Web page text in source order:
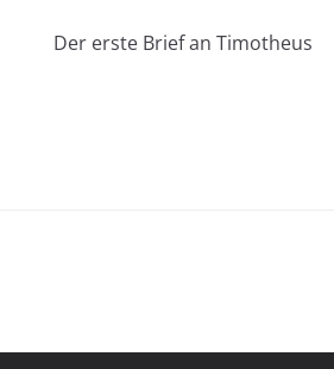
Der erste Brief an Timotheus